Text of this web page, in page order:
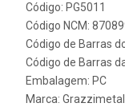
Código: PG5011
Código NCM:
Código de Barras
Código de Barras
Embalagem: PC
Marca: Grazzimetal